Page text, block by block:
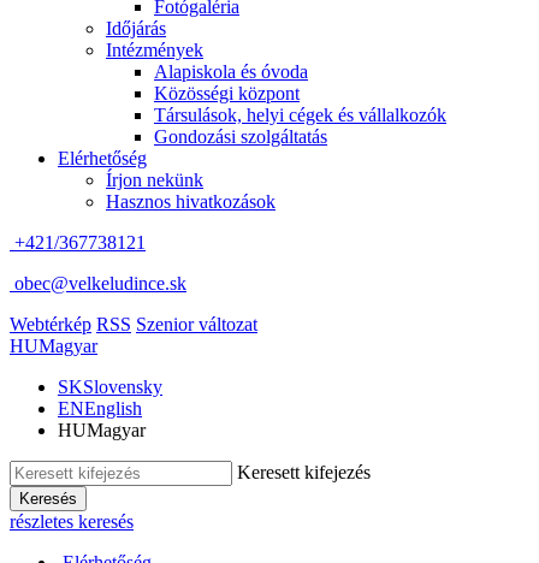
Fotógaléria
Időjárás
Intézmények
Alapiskola és óvoda
Közösségi központ
Társulások, helyi cégek és vállalkozók
Gondozási szolgáltatás
Elérhetőség
Írjon nekünk
Hasznos hivatkozások
+421/367738121
obec@velkeludince.sk
Webtérkép RSS Szenior változat
HUMagyar
SKSlovensky
ENEnglish
HUMagyar
Keresett kifejezés
Keresés
részletes keresés